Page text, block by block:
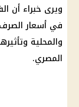
ويرى خبراء أن
في أسعار
والمحلية
المصري.